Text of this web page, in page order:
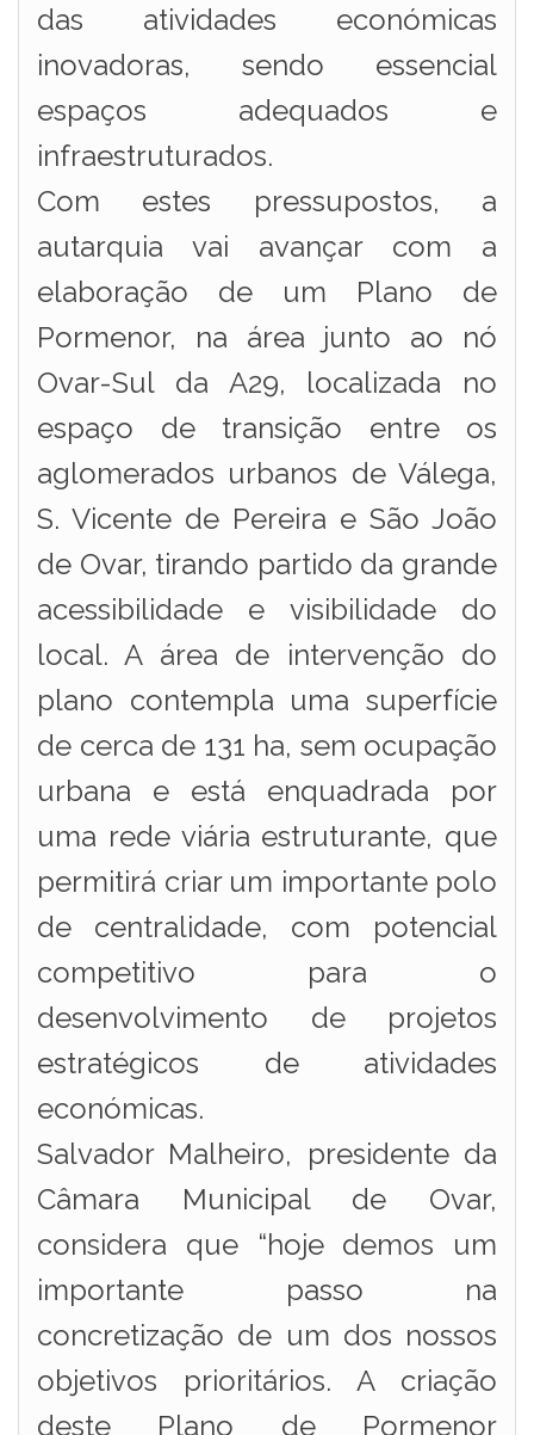
das atividades económicas
inovadoras, sendo essencial
espaços adequados e
infraestruturados.
Com estes pressupostos, a
autarquia vai avançar com a
elaboração de um Plano de
Pormenor, na área junto ao nó
Ovar-Sul da A29, localizada no
espaço de transição entre os
aglomerados urbanos de Válega,
S. Vicente de Pereira e São João
de Ovar, tirando partido da grande
acessibilidade e visibilidade do
local. A área de intervenção do
plano contempla uma superfície
de cerca de 131 ha, sem ocupação
urbana e está enquadrada por
uma rede viária estruturante, que
permitirá criar um importante polo
de centralidade, com potencial
competitivo para o
desenvolvimento de projetos
estratégicos de atividades
económicas.
Salvador Malheiro, presidente da
Câmara Municipal de Ovar,
considera que “hoje demos um
importante passo na
concretização de um dos nossos
objetivos prioritários. A criação
deste Plano de Pormenor